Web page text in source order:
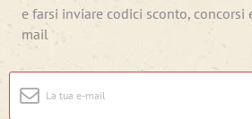
e farsi inviare codici sconto,
mail